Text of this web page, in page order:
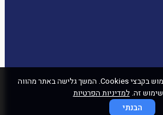
לידיעתך, באתר זה נעשה שימוש בקבצי Cookies. המשך גלישה באתר מהווה
זה.למדיניות הפרטיות
הבנתי